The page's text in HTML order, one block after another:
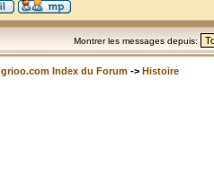
Montrer les messages depuis:
grioo.com Index du Forum -> Histoire